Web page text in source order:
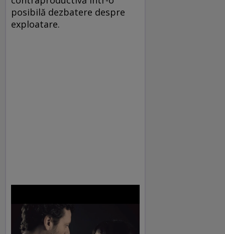
posibilă dezbatere despre
exploatare.